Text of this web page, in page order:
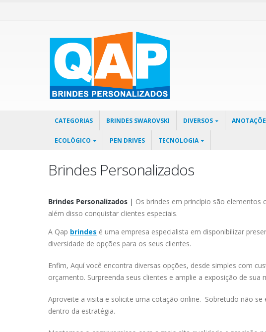
CATEGORIAS BRINDES SWAROVSKI DIVERSOS
ECOLÓGICO PEN DRIVES TECNOLOGIA
Brindes Personalizados
Brindes Personalizados | Os brindes em princípio são elementos
além disso conquistar clientes especiais.
A Qap brindes é uma empresa especialista em disponibilizar
diversidade de opções para os seus clientes.
Enfim, Aquí você encontra diversas opções, desde simples com
orçamento. Surpreenda seus clientes e amplie a exposição de sua
Aproveite a visita e solicite uma cotação online. Sobretudo não
dentro da estratégia.